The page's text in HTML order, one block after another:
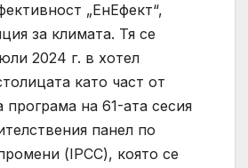
„ЕнЕфект“,
за климата. Тя се
2024 г. в хотел
като част от
на 61-ата сесия
панел по
(IPCC), която се